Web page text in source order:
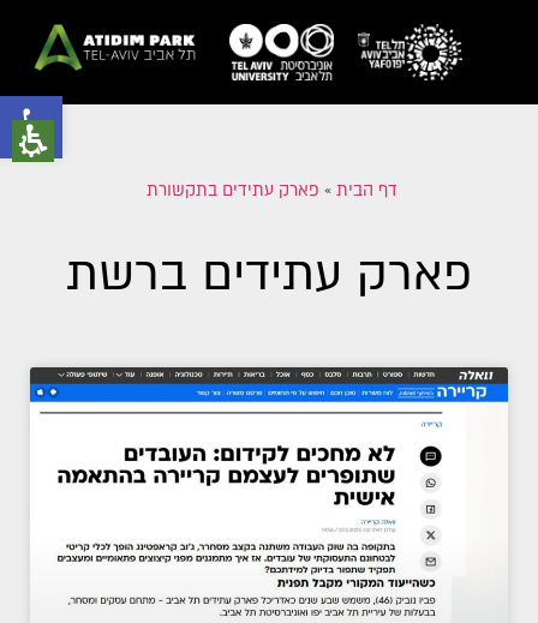
דף הבית » פארק עתידים בתקשורת
פארק עתידים ברשת
פתח סרגל נגישות